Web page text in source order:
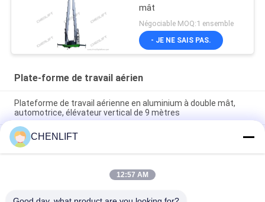
mât
Négociable MOQ:1 ensemble
- JE NE SAIS PAS.
Plate-forme de travail aérien
Plateforme de travail aérienne en aluminium à double mât,
automotrice, élévateur vertical de 9 mètres
Plateforme de travail aérienne de 10 mètres de hauteur, à
double mât, table élévatrice hydraulique verticale
Plateforme de travail aérien en aluminium avec hauteur de
levage de 14 m, hauteur de plateforme quadruple mât de 300
CHENLIFT
12:57 AM